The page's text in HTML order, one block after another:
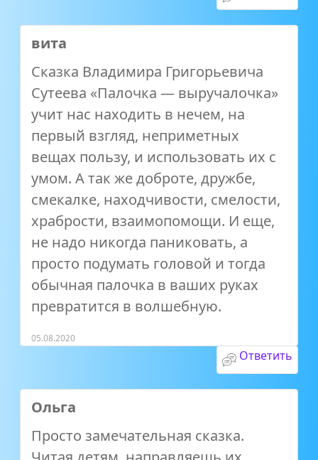
вита
Сказка Владимира Григорьевича
Сутеева «Палочка — выручалочка»
учит нас находить в нечем, на
первый взгляд, неприметных
вещах пользу, и использовать их с
умом. А так же доброте, дружбе,
смекалке, находчивости, смелости,
храбрости, взаимопомощи. И еще,
не надо никогда паниковать, а
просто подумать головой и тогда
обычная палочка в ваших руках
превратится в волшебную.
05.08.2020
Ответить
Ольга
Просто замечательная сказка.